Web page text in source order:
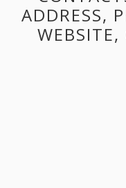
ADDRESS,
WEBSITE,